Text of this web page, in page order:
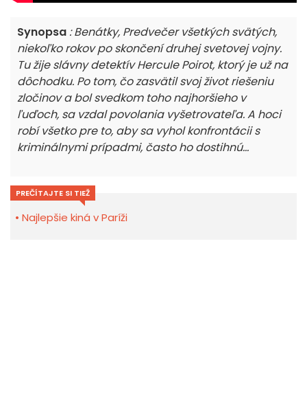
Synopsa : Benátky, Predvečer všetkých svätých,
niekoľko rokov po skončení druhej svetovej vojny.
Tu žije slávny detektív Hercule Poirot, ktorý je už na
dôchodku. Po tom, čo zasvätil svoj život riešeniu
zločinov a bol svedkom toho najhoršieho v
ľuďoch, sa vzdal povolania vyšetrovateľa. A hoci
robí všetko pre to, aby sa vyhol konfrontácii s
kriminálnymi prípadmi, často ho dostihnú...
PREČÍTAJTE SI TIEŽ
Najlepšie kiná v Paríži